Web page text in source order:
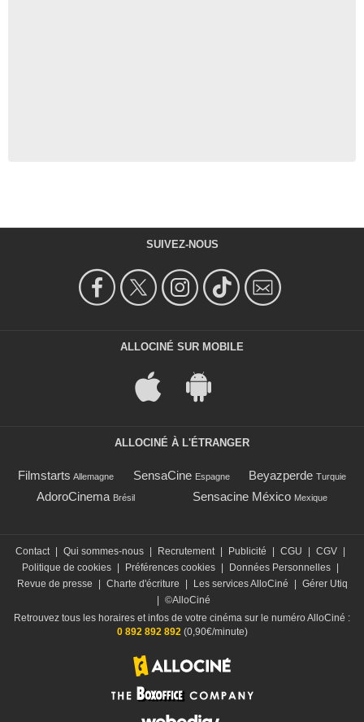
SUIVEZ-NOUS
ALLOCINÉ SUR MOBILE
ALLOCINÉ À L'ÉTRANGER
Filmstarts Allemagne SensaCine Espagne Beyazperde Turquie
AdoroCinema Brésil Sensacine México Mexique
Contact | Qui sommes-nous | Recrutement | Publicité | CGU | CGV |
Politique de cookies | Préférences cookies | Données Personnelles |
Revue de presse
| Charte d'écriture | Les services AlloCiné | Gérer Utiq
| ©AlloCiné
Retrouvez tous les horaires et infos de votre cinéma sur le numéro AlloCiné :
0 892 892 892 (0,90€/minute)